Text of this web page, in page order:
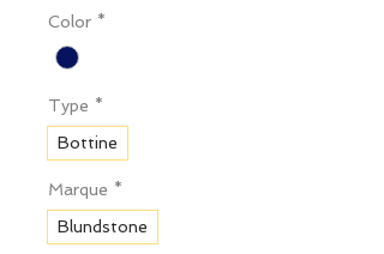
Color *
Type *
Bottine
Marque *
Blundstone